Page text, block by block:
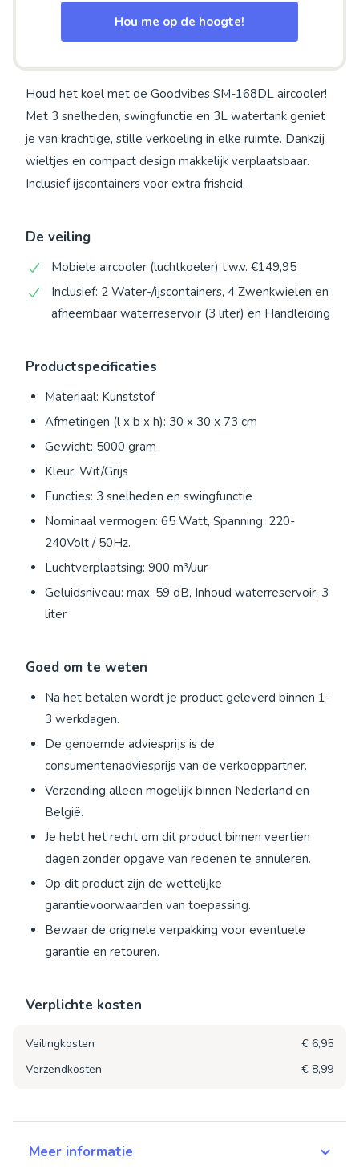
Hou me op de hoogte!
Houd het koel met de Goodvibes SM-168DL aircooler!
Met 3 snelheden, swingfunctie en 3L watertank geniet
je van krachtige, stille verkoeling in elke ruimte. Dankzij
wieltjes en compact design makkelijk verplaatsbaar.
Inclusief ijscontainers voor extra frisheid.
De veiling
Mobiele aircooler (luchtkoeler) t.w.v. €149,95
Inclusief: 2 Water-/ijscontainers, 4 Zwenkwielen en
afneembaar waterreservoir (3 liter) en Handleiding
Productspecificaties
Materiaal: Kunststof
Afmetingen (l x b x h): 30 x 30 x 73 cm
Gewicht: 5000 gram
Kleur: Wit/Grijs
Functies: 3 snelheden en swingfunctie
Nominaal vermogen: 65 Watt, Spanning: 220-
240Volt / 50Hz.
Luchtverplaatsing: 900 m³/uur
Geluidsniveau: max. 59 dB, Inhoud waterreservoir: 3
liter
Goed om te weten
Na het betalen wordt je product geleverd binnen 1-
3 werkdagen.
De genoemde adviesprijs is de
consumentenadviesprijs van de verkooppartner.
Verzending alleen mogelijk binnen Nederland en
België.
Je hebt het recht om dit product binnen veertien
dagen zonder opgave van redenen te annuleren.
Op dit product zijn de wettelijke
garantievoorwaarden van toepassing.
Bewaar de originele verpakking voor eventuele
garantie en retouren.
Verplichte kosten
Veilingkosten
€ 6,95
Verzendkosten
€ 8,99
Meer informatie